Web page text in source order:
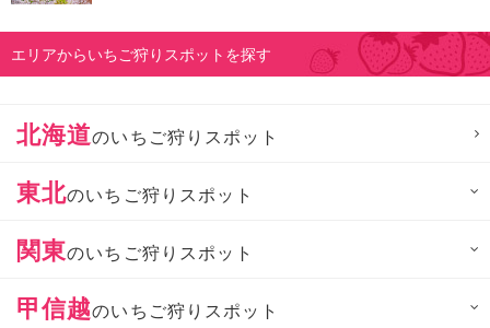
エリアからいちご狩りスポットを探す
北海道のいちご狩りスポット
東北のいちご狩りスポット
関東のいちご狩りスポット
甲信越のいちご狩りスポット